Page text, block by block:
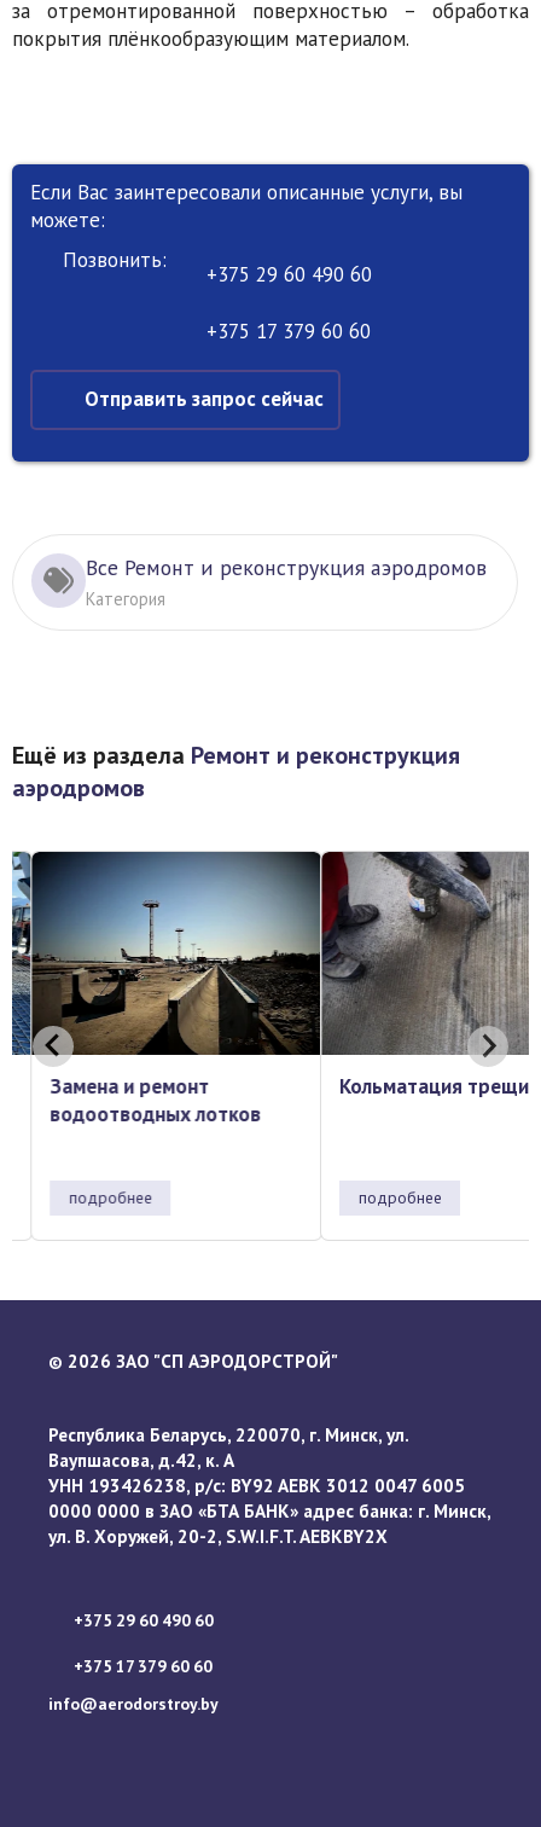
за отремонтированной поверхностью – обработка
покрытия плёнкообразующим материалом.
Если Вас заинтересовали описанные услуги, вы
можете:
Позвонить:
+375 29 60 490 60
+375 17 379 60 60
Отправить запрос сейчас
Все Ремонт и реконструкция аэродромов
Категория
Ещё из раздела Ремонт и реконструкция
аэродромов
Замена и ремонт
водоотводных лотков
подробнее
Кольматация трещин
подробнее
© 2026 ЗАО "СП АЭРОДОРСТРОЙ"
Республика Беларусь, 220070, г. Минск, ул.
Ваупшасова, д.42, к. А
УНН 193426238, р/с: BY92 AEBK 3012 0047 6005
0000 0000 в ЗАО «БТА БАНК» адрес банка: г. Минск,
ул. В. Хоружей, 20-2, S.W.I.F.T. AEBKBY2X
+375 29 60 490 60
+375 17 379 60 60
info@aerodorstroy.by